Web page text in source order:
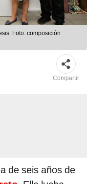
Foto: composición
Compartir
de seis años de